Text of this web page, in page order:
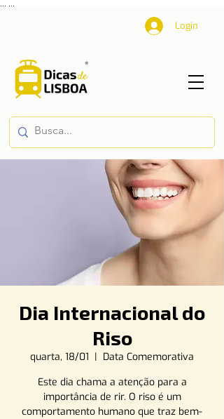
Login
Dia Internacional do
Riso
quarta, 18/01
  |
Data Comemorativa
Este dia chama a atenção para a
importância de rir. O riso é um
comportamento humano que traz bem-